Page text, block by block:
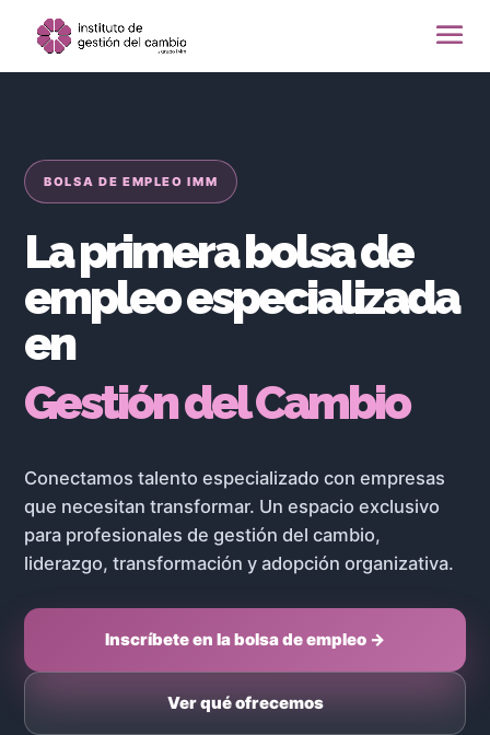
BOLSA DE EMPLEO IMM
La primera bolsa de
empleo especializada
en
Gestión del Cambio
Conectamos talento especializado con empresas
que necesitan transformar. Un espacio exclusivo
para profesionales de gestión del cambio,
liderazgo, transformación y adopción organizativa.
Inscríbete en la bolsa de empleo →
Ver qué ofrecemos